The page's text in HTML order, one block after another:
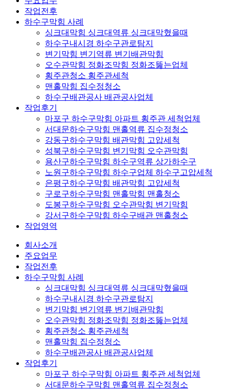
작업전후
하수구막힘 사례
싱크대막힘 싱크대역류 싱크대막혔을때
하수구내시경 하수구관로탐지
변기막힘 변기역류 변기배관막힘
오수관막힘 정화조막힘 정화조뚫는업체
횡주관청소 횡주관세척
맨홀막힘 집수정청소
하수구배관공사 배관공사업체
작업후기
마포구 하수구막힘 아파트 횡주관 세척업체
서대문하수구막힘 맨홀역류 집수정청소
강동구하수구막힘 배관막힘 고압세척
성북구하수구막힘 변기막힘 오수관막힘
용산구하수구막힘 하수구역류 상가하수구
노원구하수구막힘 하수구업체 하수구고압세척
은평구하수구막힘 배관막힘 고압세척
구로구하수구막힘 맨홀막힘 맨홀청소
도봉구하수구막힘 오수관막힘 변기막힘
강서구하수구막힘 하수구배관 맨홀청소
작업영역
회사소개
주요업무
작업전후
하수구막힘 사례
싱크대막힘 싱크대역류 싱크대막혔을때
하수구내시경 하수구관로탐지
변기막힘 변기역류 변기배관막힘
오수관막힘 정화조막힘 정화조뚫는업체
횡주관청소 횡주관세척
맨홀막힘 집수정청소
하수구배관공사 배관공사업체
작업후기
마포구 하수구막힘 아파트 횡주관 세척업체
서대문하수구막힘 맨홀역류 집수정청소